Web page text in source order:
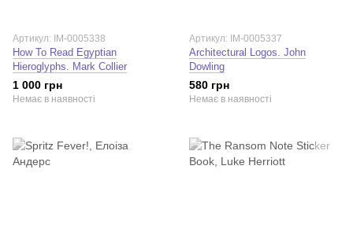
Артикул: IM-0005338
How To Read Egyptian
Hieroglyphs. Mark Collier
1 000 грн
Немає в наявності
Артикул: IM-0005337
Architectural Logos. John
Dowling
580 грн
Немає в наявності